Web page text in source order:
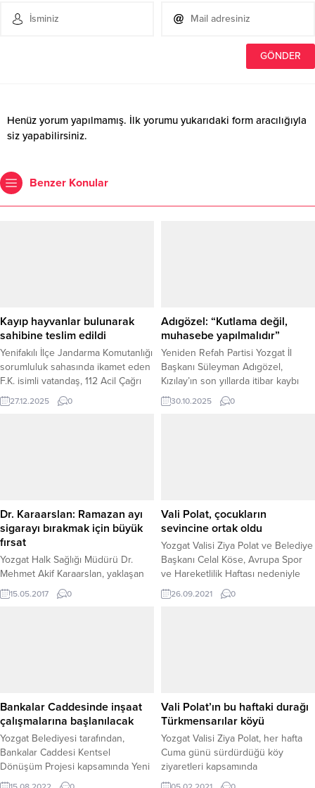
Henüz yorum yapılmamış. İlk yorumu yukarıdaki form aracılığıyla
siz yapabilirsiniz.
Benzer Konular
Kayıp hayvanlar bulunarak
sahibine teslim edildi
Yenifakılı İlçe Jandarma Komutanlığı
sorumluluk sahasında ikamet eden
F.K. isimli vatandaş, 112 Acil Çağrı
Merkezi’ni arayarak 10 adet
büyükbaş hayvanının
arama çalışması gerçekleştirdi.
Yapılan çalışmalar sonucunda...
27.12.2025 0
Adıgözel: “Kutlama değil,
muhasebe yapılmalıdır”
Yeniden Refah Partisi Yozgat İl
Başkanı Süleyman Adıgözel,
Kızılay’ın son yıllarda itibar kaybı
yaşadığını belirterek, “Bu hafta
kutlama değil, muhasebe haftası
güven kapısı...
30.10.2025 0
Dr. Karaarslan: Ramazan ayı
sigarayı bırakmak için büyük
fırsat
Yozgat Halk Sağlığı Müdürü Dr.
Mehmet Akif Karaarslan, yaklaşan
ramazan ayı öncesi sigara
tiryakilerini uyararak Ramazan ayını
15.05.2017 0
Vali Polat, çocukların
sevincine ortak oldu
Yozgat Valisi Ziya Polat ve Belediye
Başkanı Celal Köse, Avrupa Spor
ve Hareketlilik Haftası nedeniyle
Spor Vadisi’nde düzenlenen Spor
Şenliği’ne katılarak çocukların
26.09.2021 0
Bankalar Caddesinde inşaat
çalışmalarına başlanılacak
Yozgat Belediyesi tarafından,
Bankalar Caddesi Kentsel
Dönüşüm Projesi kapsamında Yeni
Hal, İş ve Yaşam Merkezi 2. Etap
Vali Polat’ın bu haftaki durağı
Türkmensarılar köyü
Yozgat Valisi Ziya Polat, her hafta
Cuma günü sürdürdüğü köy
ziyaretleri kapsamında
Türkmensarılar Köyünü ziyaret